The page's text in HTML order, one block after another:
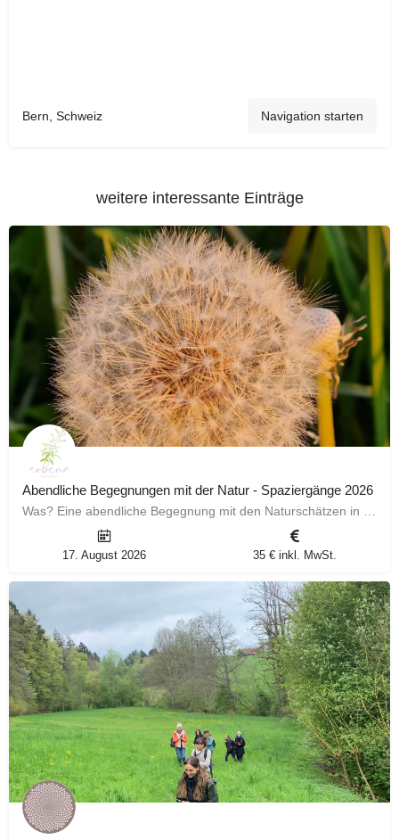
Bern, Schweiz Navigation starten
weitere interessante Einträge
Abendliche Begegnungen mit der Natur - Spaziergänge 2026
17. August 2026 35 € inkl. MwSt.